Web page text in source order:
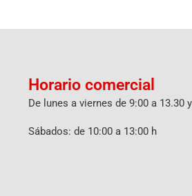
Horario comercial
De lunes a viernes de 9:00 a 13.30
Sábados: de 10:00 a 13:00 h